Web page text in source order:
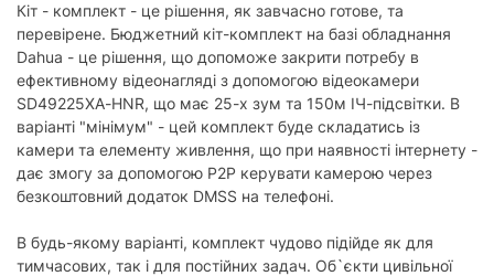
Метод стиснення відео:
H.265/H.264
Накопичувач
Попередньо встановлений
накопичувач:
без накопичувача
Роз'єми
RJ-45 (для LAN/WAN):
Живлення
Кіт - комплект - це рішення, як завчасно готове, та
перевірене. Бюджетний кіт-комплект на базі обладнання
Dahua - це рішення, що допоможе закрити потребу в
ефективному відеонагляді з допомогою відеокамери
SD49225XA-HNR, що має 25-х зум та 150м ІЧ-підсвітки. В
варіанті "мінімум" - цей комплект буде складатись із
камери та елементу живлення, що при наявності інтернету -
дає змогу за допомогою Р2Р керувати камерою через
безкоштовний додаток DMSS на телефоні.
В будь-якому варіанті, комплект чудово підійде як для
тимчасових, так і для постійних задач. Об`єкти цивільної